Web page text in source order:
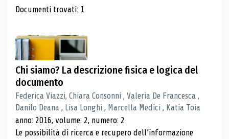
Risultati di ricerca
Documenti trovati: 1
Chi siamo? La descrizione fisica e logica del
documento
Federica Viazzi, Chiara Consonni , Valeria De Francesca ,
Danilo Deana , Lisa Longhi , Marcella Medici , Katia Toia
anno: 2016, volume: 2, numero: 2
Le possibilità di ricerca e recupero dell’informazione